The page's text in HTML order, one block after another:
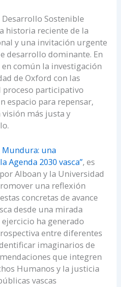
Desarrollo Sostenible
historia reciente de la
y una invitación urgente
desarrollo dominante. En
común la investigación
de Oxford con las
proceso participativo
espacio para repensar,
más justa y
Mundura: una
Agenda 2030 vasca”, es
Alboan y la Universidad
una reflexión
concretas de avance
desde una mirada
ejercicio ha generado
entre diferentes
imaginarios de
que integren
Humanos y la justicia
vascas